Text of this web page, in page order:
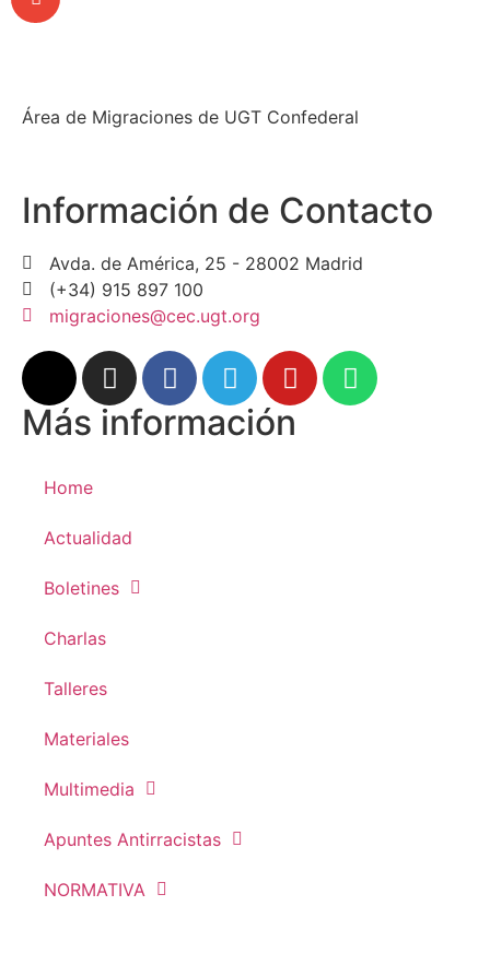
Área de Migraciones de UGT Confederal
Información de Contacto
Avda. de América, 25 - 28002 Madrid
(+34) 915 897 100
migraciones@cec.ugt.org
Más información
Home
Actualidad
Boletines
Charlas
Talleres
Materiales
Multimedia
Apuntes Antirracistas
NORMATIVA